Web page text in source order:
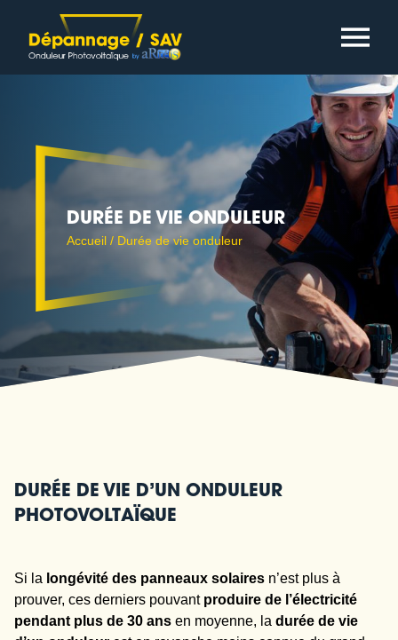
DURÉE DE VIE ONDULEUR
Accueil/ Durée de vie onduleur
DURÉE DE VIE D’UN ONDULEUR
PHOTOVOLTAÏQUE
Si la longévité des panneaux solaires n’est plus à
prouver, ces derniers pouvant produire de l’électricité
pendant plus de 30 ans en moyenne, la durée de vie